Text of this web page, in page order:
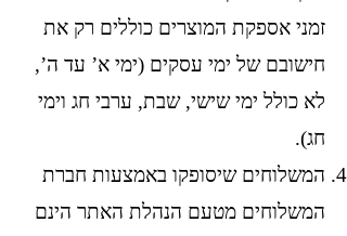
זמני אספקת המוצרים כוללים רק את
חישובם של ימי עסקים (ימי א’ עד ה’,
לא כולל ימי שישי, שבת, ערבי חג וימי
חג).
המשלוחים שיסופקו באמצעות חברת
המשלוחים מטעם הנהלת האתר הינם